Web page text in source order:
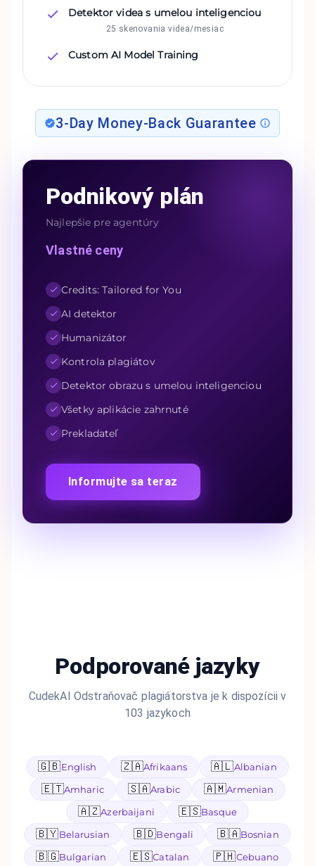
Detektor videa s umelou inteligenciou
25 skenovania videa/mesiac
Custom AI Model Training
3-Day Money-Back Guarantee
Podnikový plán
Najlepšie pre agentúry
Vlastné ceny
Credits: Tailored for You
AI detektor
Humanizátor
Kontrola plagiátov
Detektor obrazu s umelou inteligenciou
Všetky aplikácie zahrnuté
Prekladateľ
Informujte sa teraz
Podporované jazyky
CudekAI Odstraňovač plagiátorstva je k dispozícii v
103 jazykoch
🇬🇧English 🇿🇦Afrikaans 🇦🇱Albanian
🇪🇹Amharic 🇸🇦Arabic 🇦🇲Armenian
🇦🇿Azerbaijani 🇪🇸Basque
🇧🇾Belarusian 🇧🇩Bengali 🇧🇦Bosnian
🇧🇬Bulgarian 🇪🇸Catalan 🇵🇭Cebuano